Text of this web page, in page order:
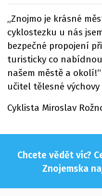
„Znojmo je krásné
cyklostezku u nás
bezpečné propojení
turisticky co
našem městě a
učitel tělesné výchovy
Cyklista Miroslav
Chcete vědět víc?
Znojemska